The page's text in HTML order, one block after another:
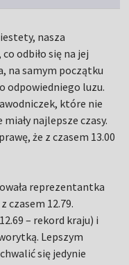
nasza
odbiło się na jej
na samym początku
odpowiedniego luzu.
które nie
najlepsze czasy.
że z czasem 13.00
reprezentantka
czasem 12.79.
– rekord kraju) i
Lepszym
się jedynie